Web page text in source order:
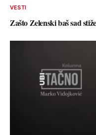
VESTI
Zašto Zelenski baš sad